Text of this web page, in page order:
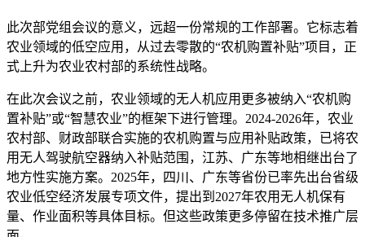
此次部党组会议的意义，远超一份常规的工作部署。它标志着
农业领域的低空应用，从过去零散的“农机购置补贴”项目，正
式上升为农业农村部的系统性战略。
在此次会议之前，农业领域的无人机应用更多被纳入“农机购
置补贴”或“智慧农业”的框架下进行管理。2024-2026年，农业
农村部、财政部联合实施的农机购置与应用补贴政策，已将农
用无人驾驶航空器纳入补贴范围，江苏、广东等地相继出台了
地方性实施方案。2025年，四川、广东等省份已率先出台省级
农业低空经济发展专项文件，提出到2027年农用无人机保有
量、作业面积等具体目标。但这些政策更多停留在技术推广层